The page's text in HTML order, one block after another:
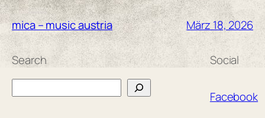
mica – music austria März 18, 2026
Search
Social
Facebook